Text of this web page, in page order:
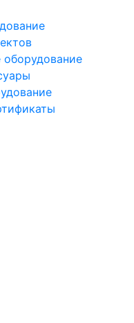
оборудование